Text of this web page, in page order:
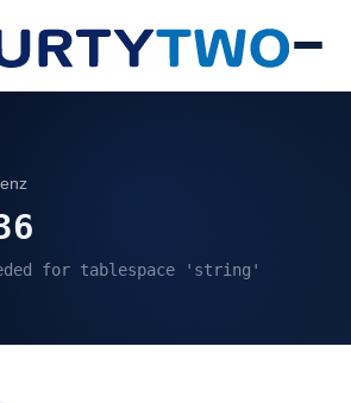
for tablespace 'string'